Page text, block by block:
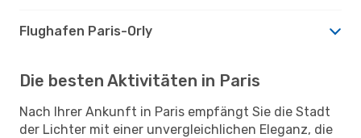
Flughafen Paris-Orly
Die besten Aktivitäten in Paris
Nach Ihrer Ankunft in Paris empfängt Sie die Stadt
der Lichter mit einer unvergleichlichen Eleganz, die